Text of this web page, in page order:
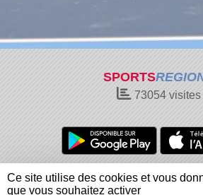
SPORTS
73054visites
Charte cookies
Gestion
Informations légales
Signaler un
Ce site utilise des cookies et vous
que vous souhaitez activer